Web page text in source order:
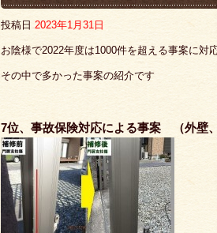
投稿日 2023年1月31日
お陰様で2022年度は1000件を超える事案に対
その中で多かった事案の紹介です
7位、事故保険対応による事案 （外壁